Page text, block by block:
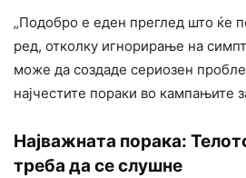
„Подобро е еден преглед што ќе
ред, отколку игнорирање на
може да создаде сериозен
најчестите пораки во кампањите
Најважната порака:
треба да се слушне